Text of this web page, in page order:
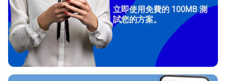
立即使用免費的 100MB 測
試您的方案。